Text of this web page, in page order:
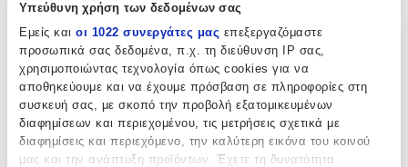
Υπεύθυνη χρήση των δεδομένων σας
Εμείς και οι 1022 συνεργάτες μας επεξεργαζόμαστε
προσωπικά σας δεδομένα, π.χ. τη διεύθυνση IP σας,
χρησιμοποιώντας τεχνολογία όπως cookies για να
αποθηκεύουμε και να έχουμε πρόσβαση σε πληροφορίες στη
συσκευή σας, με σκοπό την προβολή εξατομικευμένων
διαφημίσεων και περιεχομένου, τις μετρήσεις σχετικά με
διαφημίσεις και περιεχόμενο, την καλύτερη εικόνα του κοινού
μας και την ανάπτυξη προϊόντων. Έχετε τη δυνατότητα
Κατασκευαστής:
Madi
Βασικά Χαρακτηριστικά
Ποιότητα:
Βαμβακερό